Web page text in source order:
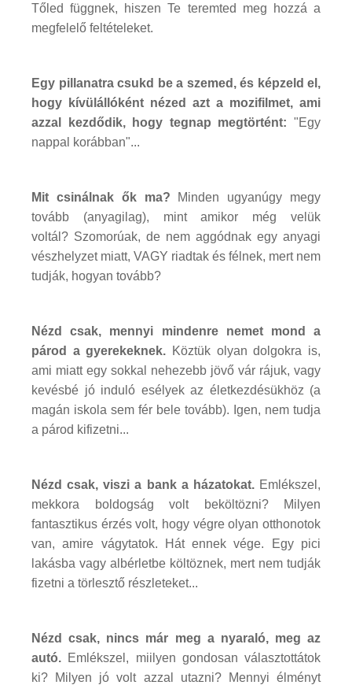
Tőled függnek, hiszen Te teremted meg hozzá a
megfelelő feltételeket.
Egy pillanatra csukd be a szemed, és képzeld el,
hogy kívülállóként nézed azt a mozifilmet, ami
azzal kezdődik, hogy tegnap megtörtént: "Egy
nappal korábban"...
Mit csinálnak ők ma? Minden ugyanúgy megy
tovább (anyagilag), mint amikor még velük
voltál? Szomorúak, de nem aggódnak egy anyagi
vészhelyzet miatt, VAGY riadtak és félnek, mert nem
tudják, hogyan tovább?
Nézd csak, mennyi mindenre nemet mond a
párod a gyerekeknek. Köztük olyan dolgokra is,
ami miatt egy sokkal nehezebb jövő vár rájuk, vagy
kevésbé jó induló esélyek az életkezdésükhöz (a
magán iskola sem fér bele tovább). Igen, nem tudja
a párod kifizetni...
Nézd csak, viszi a bank a házatokat.Emlékszel,
mekkora boldogság volt beköltözni? Milyen
fantasztikus érzés volt, hogy végre olyan otthonotok
van, amire vágytatok. Hát ennek vége. Egy pici
lakásba vagy albérletbe költöznek, mert nem tudják
fizetni a törlesztő részleteket...
Nézd csak, nincs már meg a nyaraló, meg az
autó. Emlékszel, miilyen gondosan választottátok
ki? Milyen jó volt azzal utazni? Mennyi élményt